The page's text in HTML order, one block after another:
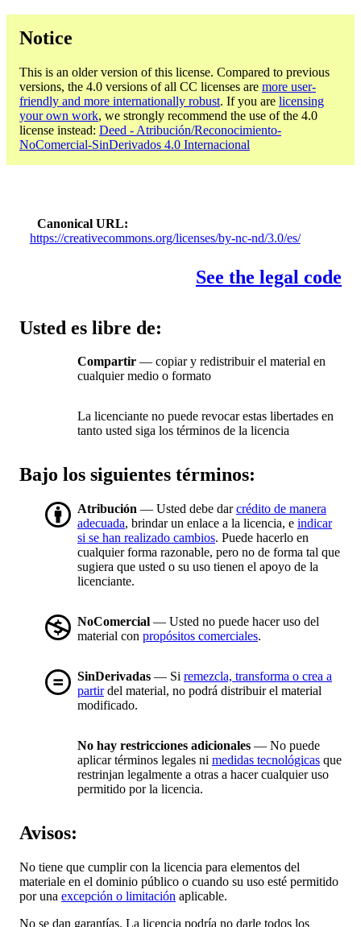
Notice
This is an older version of this license. Compared to previous
versions, the 4.0 versions of all CC licenses are more user-
friendly and more internationally robust. If you are licensing
your own work, we strongly recommend the use of the 4.0
license instead: Deed - Atribución/Reconocimiento-
NoComercial-SinDerivados 4.0 Internacional
Canonical URL
https://creativecommons.org/licenses/by-nc-nd/3.0/es/
See the legal code
Usted es libre de:
Compartir — copiar y redistribuir el material en
cualquier medio o formato
La licenciante no puede revocar estas libertades en
tanto usted siga los términos de la licencia
Bajo los siguientes términos:
Atribución — Usted debe darcrédito de manera
adecuada, brindar un enlace a la licencia, e indicar
si se han realizado cambios. Puede hacerlo en
cualquier forma razonable, pero no de forma tal que
sugiera que usted o su uso tienen el apoyo de la
licenciante.
NoComercial — Usted no puede hacer uso del
material con propósitos comerciales.
SinDerivadas — Si remezcla, transforma o crea a
partirdel material, no podrá distribuir el material
modificado.
No hay restricciones adicionales — No puede
aplicar términos legales ni medidas tecnológicas que
restrinjan legalmente a otras a hacer cualquier uso
permitido por la licencia.
Avisos:
No tiene que cumplir con la licencia para elementos del
materiale en el dominio público o cuando su uso esté permitido
por una excepción o limitación aplicable.
No se dan garantías. La licencia podría no darle todos los